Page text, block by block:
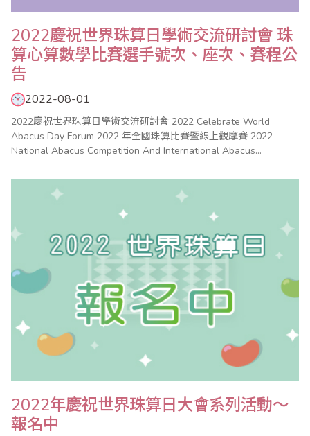
2022慶祝世界珠算日學術交流研討會 珠
算心算數學比賽選手號次、座次、賽程公
告
2022-08-01
2022慶祝世界珠算日學術交流研討會 2022 Celebrate World
Abacus Day Forum 2022 年全國珠算比賽暨線上觀摩賽 2022
National Abacus Competition And International Abacus
Arithmetic Compe..
2022年慶祝世界珠算日大會系列活動～
報名中